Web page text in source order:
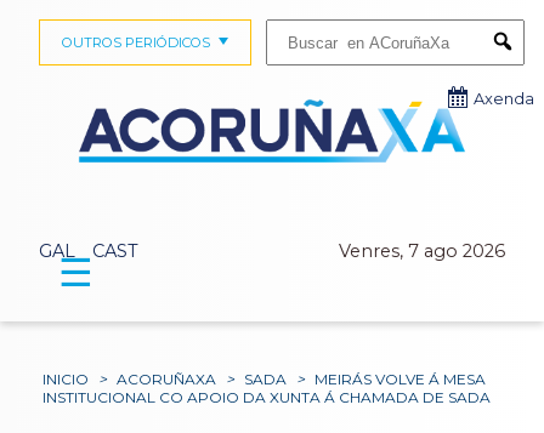
GAL CAST Venres, 7 ago 2026
OUTROS PERIÓDICOS
Axenda
☰
INICIO > ACORUÑAXA > SADA > MEIRÁS VOLVE Á MESA
INSTITUCIONAL CO APOIO DA XUNTA Á CHAMADA DE SADA